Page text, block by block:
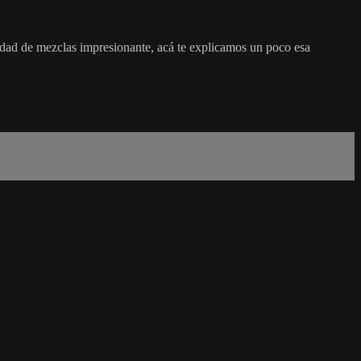
de mezclas impresionante, acá te explicamos un poco esa